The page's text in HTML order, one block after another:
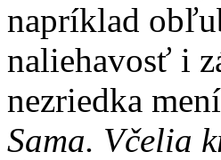
napríklad
naliehavosť i
nezriedka
Sama. Včelia